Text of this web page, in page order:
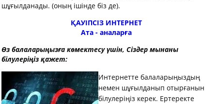
шұғылданады. (оның ішінде біз де).
ҚАУІПСІЗ ИНТЕРНЕТ
Ата - аналарға
Өз балаларыңызға көмектесу үшін, Сіздер мынаны
білулеріңіз қажет:
Интернетте балаларыңыздың
немен шұғылданып отырғанын
білулеріңіз керек. Ертеректе